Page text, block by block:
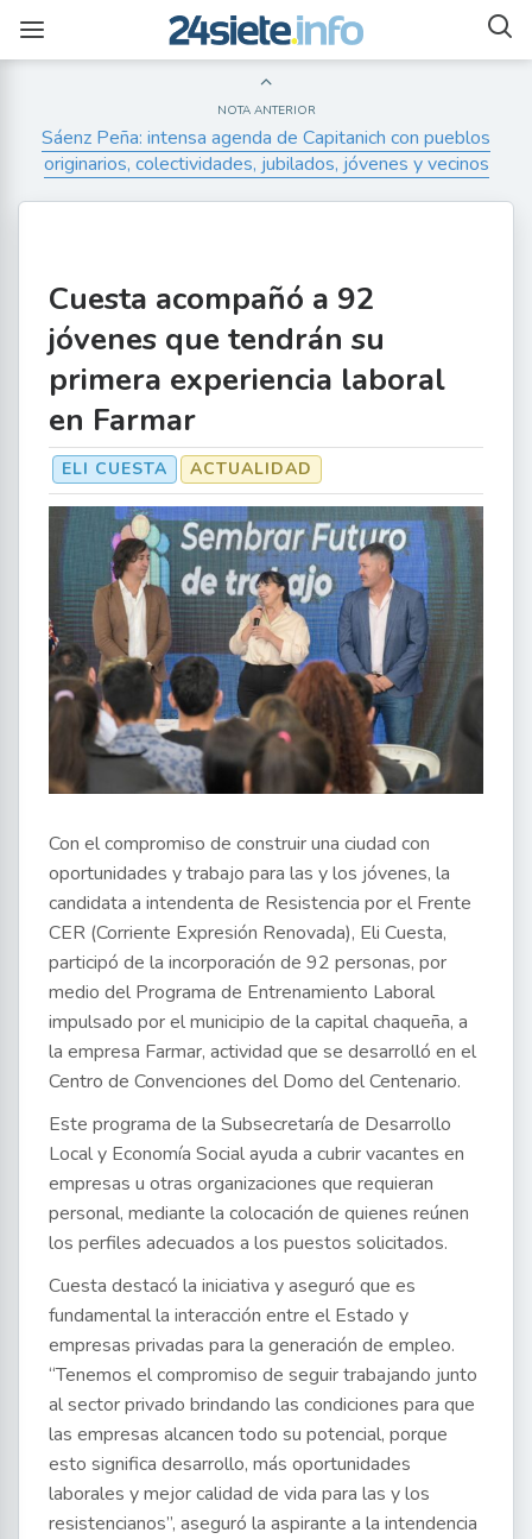
NOTA ANTERIOR
Sáenz Peña: intensa agenda de Capitanich con pueblos
originarios, colectividades, jubilados, jóvenes y vecinos
Cuesta acompañó a 92
jóvenes que tendrán su
primera experiencia laboral
en Farmar
ELI CUESTA ACTUALIDAD
Con el compromiso de construir una ciudad con
oportunidades y trabajo para las y los jóvenes, la
candidata a intendenta de Resistencia por el Frente
CER (Corriente Expresión Renovada), Eli Cuesta,
participó de la incorporación de 92 personas, por
medio del Programa de Entrenamiento Laboral
impulsado por el municipio de la capital chaqueña, a
la empresa Farmar, actividad que se desarrolló en el
Centro de Convenciones del Domo del Centenario.
Este programa de la Subsecretaría de Desarrollo
Local y Economía Social ayuda a cubrir vacantes en
empresas u otras organizaciones que requieran
personal, mediante la colocación de quienes reúnen
los perfiles adecuados a los puestos solicitados.
Cuesta destacó la iniciativa y aseguró que es
fundamental la interacción entre el Estado y
empresas privadas para la generación de empleo.
“Tenemos el compromiso de seguir trabajando junto
al sector privado brindando las condiciones para que
las empresas alcancen todo su potencial, porque
esto significa desarrollo, más oportunidades
laborales y mejor calidad de vida para las y los
resistencianos”, aseguró la aspirante a la intendencia